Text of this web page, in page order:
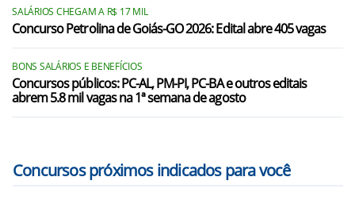
Leopoldo de Bulhões/GO
Nerópolis/GO
Nova Veneza/GO
Ouro Verde de Goiás/GO
SALÁRIOS CHEGAM A R$ 17 MIL
Concurso Petrolina de Goiás-GO 2026: Edital abre 405 vagas
BONS SALÁRIOS E BENEFÍCIOS
Concursos públicos: PC-AL, PM-PI, PC-BA e outros editais
abrem 5.8 mil vagas na 1ª semana de agosto
Concursos próximos indicados para você